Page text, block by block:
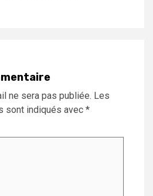
ne sera pas publiée. Les
sont indiqués avec *